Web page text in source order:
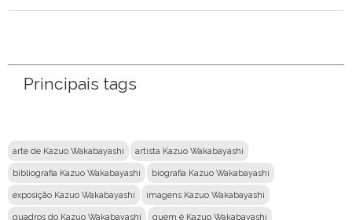
Principais tags
arte de Kazuo Wakabayashi artista Kazuo Wakabayashi
bibliografia Kazuo Wakabayashi biografia Kazuo Wakabayashi
exposição Kazuo Wakabayashi imagens Kazuo Wakabayashi
quadros do Kazuo Wakabayashi quem é Kazuo Wakabayashi